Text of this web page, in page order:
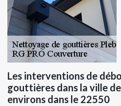
Les interventions de
gouttières dans la ville
environs dans le 22550